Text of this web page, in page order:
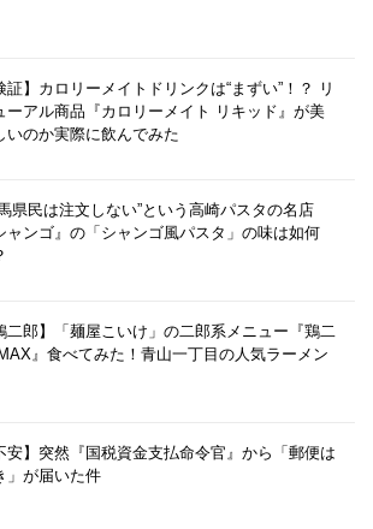
証】カロリーメイトドリンクは“まずい”！？ リ
ーアル商品『カロリーメイト リキッド』が美
いのか実際に飲んでみた
県民は注文しない”という高崎パスタの名店
ャンゴ』の「シャンゴ風パスタ」の味は如何
二郎】「麺屋こいけ」の二郎系メニュー『鶏二
』食べてみた！青山一丁目の人気ラーメン
安】突然『国税資金支払命令官』から「郵便は
」が届いた件